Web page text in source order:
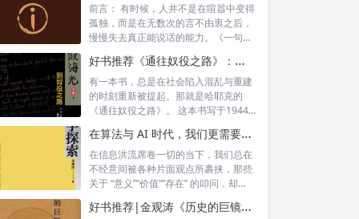
前言： 有时候，人并不是在喧嚣中变得
孤独，而是在无数次的言不由衷之后，
慢慢失去真正能说话的能力。《一句顶
好书推荐《通往奴役之路》：最温柔的枷锁，是替你做决定的善意
有一本书，总是在社会陷入混乱与重建
的时刻重新被提起。那就是哈耶克的
《通往奴役之路》。 这本书写于1944
在算法与 AI 时代，我们更需要一场始于生存的哲学觉醒——读金观涛《我的哲学探索》
在信息洪流席卷一切的当下，我们总在
不经意间被各种片面观点所裹挟，那些
关于 “意义”“价值”“存在” 的叩问，却...
好书推荐|金观涛《历史的巨镜》——探索现代社会的起源